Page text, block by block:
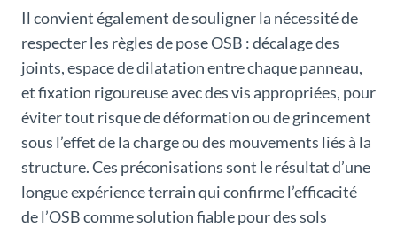
Il convient également de souligner la nécessité de
respecter les règles de pose OSB : décalage des
joints, espace de dilatation entre chaque panneau,
et fixation rigoureuse avec des vis appropriées, pour
éviter tout risque de déformation ou de grincement
sous l’effet de la charge ou des mouvements liés à la
structure. Ces préconisations sont le résultat d’une
longue expérience terrain qui confirme l’efficacité
de l’OSB comme solution fiable pour des sols